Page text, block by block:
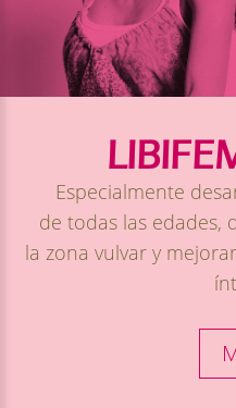
Especialmente
de todas las edades,
la zona vulvar y